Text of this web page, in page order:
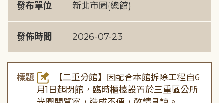
發布單位 新北市圖(總館)
發佈時間 2026-07-23
標題
【三重分館】因配合本館拆除工程自6
月1日起閉館，臨時櫃檯設置於三重區公所